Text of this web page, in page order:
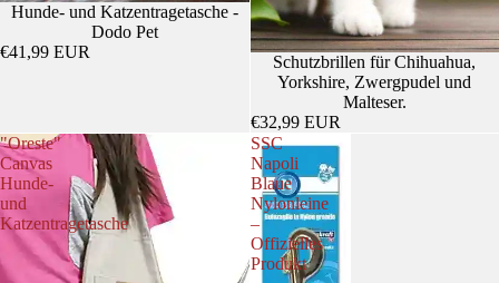
Hunde- und Katzentragetasche -
Dodo Pet
€41,99 EUR
Schutzbrillen für Chihuahua,
Yorkshire, Zwergpudel und
Malteser.
€32,99 EUR
"Oreste"
Canvas
Hunde-
und
Katzentragetasche
SSC
Napoli
Blaue
Nylonleine
–
Offizielles
Produkt